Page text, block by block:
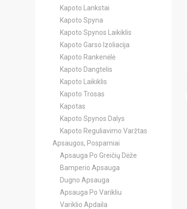
Kapoto Lankstai
Kapoto Spyna
Kapoto Spynos Laikiklis
Kapoto Garso Izoliacija
Kapoto Rankenėlė
Kapoto Dangtelis
Kapoto Laikiklis
Kapoto Trosas
Kapotas
Kapoto Spynos Dalys
Kapoto Reguliavimo Varžtas
Apsaugos, Posparniai
Apsauga Po Greičių Dėže
Bamperio Apsauga
Dugno Apsauga
Apsauga Po Varikliu
Variklio Apdaila